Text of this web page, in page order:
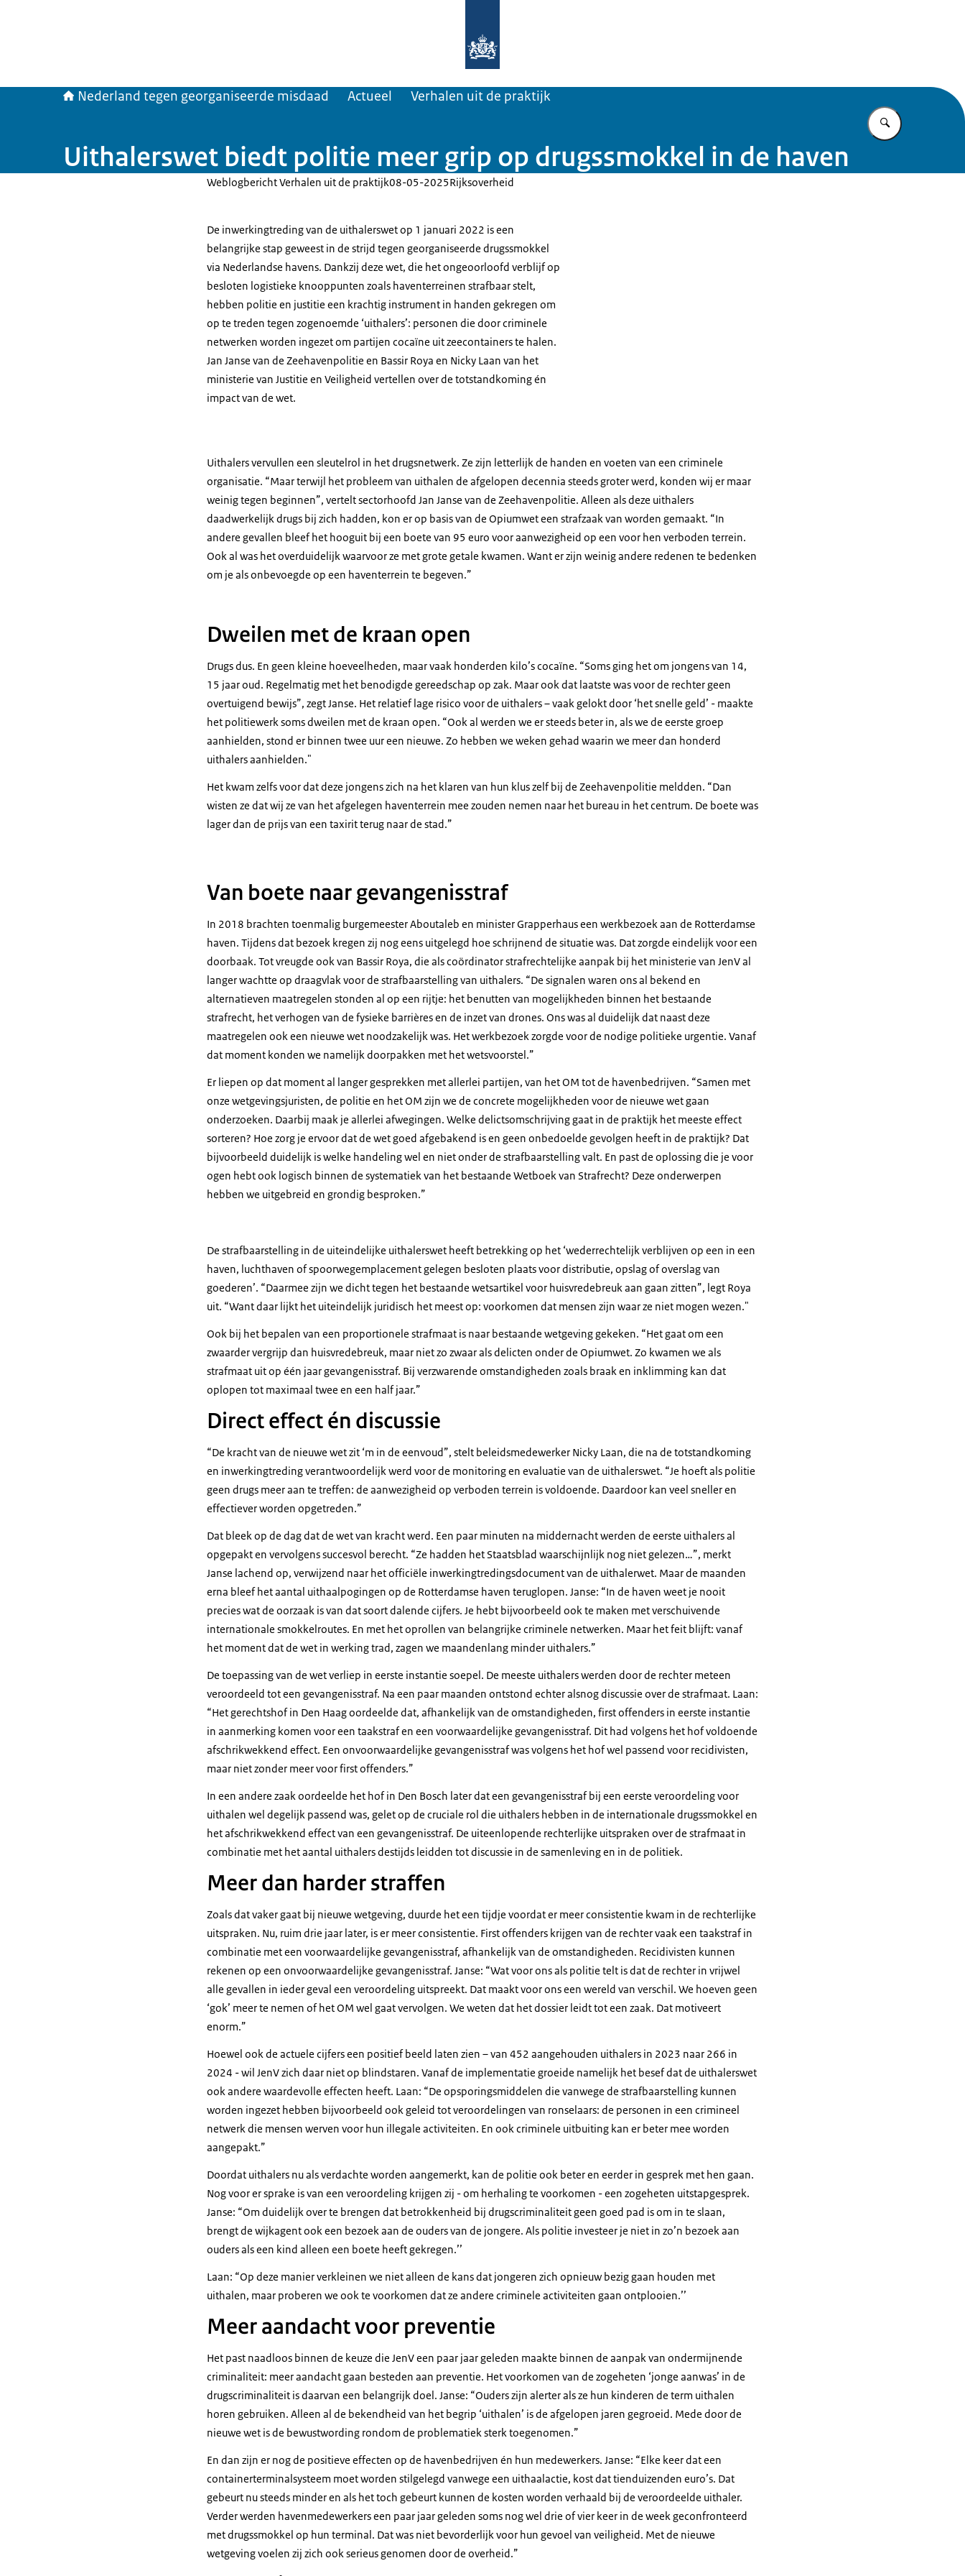
Nederland tegen georganiseerde misdaad Actueel Verhalen uit de praktijk
Vul in wat u
Uithalerswet biedt politie meer grip op drugssmokkel in de haven
Weblogbericht Verhalen uit de praktijk08-05-2025Rijksoverheid
De inwerkingtreding van de uithalerswet op 1 januari 2022 is een
belangrijke stap geweest in de strijd tegen georganiseerde drugssmokkel
via Nederlandse havens. Dankzij deze wet, die het ongeoorloofd verblijf op
besloten logistieke knooppunten zoals haventerreinen strafbaar stelt,
hebben politie en justitie een krachtig instrument in handen gekregen om
op te treden tegen zogenoemde ‘uithalers’: personen die door criminele
netwerken worden ingezet om partijen cocaïne uit zeecontainers te halen.
Jan Janse van de Zeehavenpolitie en Bassir Roya en Nicky Laan van het
ministerie van Justitie en Veiligheid vertellen over de totstandkoming én
impact van de wet.
Uithalers vervullen een sleutelrol in het drugsnetwerk. Ze zijn letterlijk de handen en voeten van een criminele
organisatie. “Maar terwijl het probleem van uithalen de afgelopen decennia steeds groter werd, konden wij er maar
weinig tegen beginnen”, vertelt sectorhoofd Jan Janse van de Zeehavenpolitie. Alleen als deze uithalers
daadwerkelijk drugs bij zich hadden, kon er op basis van de Opiumwet een strafzaak van worden gemaakt. “In
andere gevallen bleef het hooguit bij een boete van 95 euro voor aanwezigheid op een voor hen verboden terrein.
Ook al was het overduidelijk waarvoor ze met grote getale kwamen. Want er zijn weinig andere redenen te bedenken
om je als onbevoegde op een haventerrein te begeven.”
Dweilen met de kraan open
Drugs dus. En geen kleine hoeveelheden, maar vaak honderden kilo’s cocaïne. “Soms ging het om jongens van 14,
15 jaar oud. Regelmatig met het benodigde gereedschap op zak. Maar ook dat laatste was voor de rechter geen
overtuigend bewijs”, zegt Janse. Het relatief lage risico voor de uithalers – vaak gelokt door ‘het snelle geld’ - maakte
het politiewerk soms dweilen met de kraan open. “Ook al werden we er steeds beter in, als we de eerste groep
aanhielden, stond er binnen twee uur een nieuwe. Zo hebben we weken gehad waarin we meer dan honderd
uithalers aanhielden."
Het kwam zelfs voor dat deze jongens zich na het klaren van hun klus zelf bij de Zeehavenpolitie meldden. “Dan
wisten ze dat wij ze van het afgelegen haventerrein mee zouden nemen naar het bureau in het centrum. De boete was
lager dan de prijs van een taxirit terug naar de stad.”
Van boete naar gevangenisstraf
In 2018 brachten toenmalig burgemeester Aboutaleb en minister Grapperhaus een werkbezoek aan de Rotterdamse
haven. Tijdens dat bezoek kregen zij nog eens uitgelegd hoe schrijnend de situatie was. Dat zorgde eindelijk voor een
doorbaak. Tot vreugde ook van Bassir Roya, die als coördinator strafrechtelijke aanpak bij het ministerie van JenV al
langer wachtte op draagvlak voor de strafbaarstelling van uithalers. “De signalen waren ons al bekend en
alternatieven maatregelen stonden al op een rijtje: het benutten van mogelijkheden binnen het bestaande
strafrecht, het verhogen van de fysieke barrières en de inzet van drones. Ons was al duidelijk dat naast deze
maatregelen ook een nieuwe wet noodzakelijk was. Het werkbezoek zorgde voor de nodige politieke urgentie. Vanaf
dat moment konden we namelijk doorpakken met het wetsvoorstel.”
Er liepen op dat moment al langer gesprekken met allerlei partijen, van het OM tot de havenbedrijven. “Samen met
onze wetgevingsjuristen, de politie en het OM zijn we de concrete mogelijkheden voor de nieuwe wet gaan
onderzoeken. Daarbij maak je allerlei afwegingen. Welke delictsomschrijving gaat in de praktijk het meeste effect
sorteren? Hoe zorg je ervoor dat de wet goed afgebakend is en geen onbedoelde gevolgen heeft in de praktijk? Dat
bijvoorbeeld duidelijk is welke handeling wel en niet onder de strafbaarstelling valt. En past de oplossing die je voor
ogen hebt ook logisch binnen de systematiek van het bestaande Wetboek van Strafrecht? Deze onderwerpen
hebben we uitgebreid en grondig besproken.”
De strafbaarstelling in de uiteindelijke uithalerswet heeft betrekking op het ‘wederrechtelijk verblijven op een in een
haven, luchthaven of spoorwegemplacement gelegen besloten plaats voor distributie, opslag of overslag van
goederen’. “Daarmee zijn we dicht tegen het bestaande wetsartikel voor huisvredebreuk aan gaan zitten”, legt Roya
uit. “Want daar lijkt het uiteindelijk juridisch het meest op: voorkomen dat mensen zijn waar ze niet mogen wezen."
Ook bij het bepalen van een proportionele strafmaat is naar bestaande wetgeving gekeken. “Het gaat om een
zwaarder vergrijp dan huisvredebreuk, maar niet zo zwaar als delicten onder de Opiumwet. Zo kwamen we als
strafmaat uit op één jaar gevangenisstraf. Bij verzwarende omstandigheden zoals braak en inklimming kan dat
oplopen tot maximaal twee en een half jaar.”
Direct effect én discussie
“De kracht van de nieuwe wet zit ‘m in de eenvoud”, stelt beleidsmedewerker Nicky Laan, die na de totstandkoming
en inwerkingtreding verantwoordelijk werd voor de monitoring en evaluatie van de uithalerswet. “Je hoeft als politie
geen drugs meer aan te treffen: de aanwezigheid op verboden terrein is voldoende. Daardoor kan veel sneller en
effectiever worden opgetreden.”
Dat bleek op de dag dat de wet van kracht werd. Een paar minuten na middernacht werden de eerste uithalers al
opgepakt en vervolgens succesvol berecht. “Ze hadden het Staatsblad waarschijnlijk nog niet gelezen…”, merkt
Janse lachend op, verwijzend naar het officiële inwerkingtredingsdocument van de uithalerwet. Maar de maanden
erna bleef het aantal uithaalpogingen op de Rotterdamse haven teruglopen. Janse: “In de haven weet je nooit
precies wat de oorzaak is van dat soort dalende cijfers. Je hebt bijvoorbeeld ook te maken met verschuivende
internationale smokkelroutes. En met het oprollen van belangrijke criminele netwerken. Maar het feit blijft: vanaf
het moment dat de wet in werking trad, zagen we maandenlang minder uithalers.”
De toepassing van de wet verliep in eerste instantie soepel. De meeste uithalers werden door de rechter meteen
veroordeeld tot een gevangenisstraf. Na een paar maanden ontstond echter alsnog discussie over de strafmaat. Laan:
“Het gerechtshof in Den Haag oordeelde dat, afhankelijk van de omstandigheden, first offenders in eerste instantie
in aanmerking komen voor een taakstraf en een voorwaardelijke gevangenisstraf. Dit had volgens het hof voldoende
afschrikwekkend effect. Een onvoorwaardelijke gevangenisstraf was volgens het hof wel passend voor recidivisten,
maar niet zonder meer voor first offenders.”
In een andere zaak oordeelde het hof in Den Bosch later dat een gevangenisstraf bij een eerste veroordeling voor
uithalen wel degelijk passend was, gelet op de cruciale rol die uithalers hebben in de internationale drugssmokkel en
het afschrikwekkend effect van een gevangenisstraf. De uiteenlopende rechterlijke uitspraken over de strafmaat in
combinatie met het aantal uithalers destijds leidden tot discussie in de samenleving en in de politiek.
Meer dan harder straffen
Zoals dat vaker gaat bij nieuwe wetgeving, duurde het een tijdje voordat er meer consistentie kwam in de rechterlijke
uitspraken. Nu, ruim drie jaar later, is er meer consistentie. First offenders krijgen van de rechter vaak een taakstraf in
combinatie met een voorwaardelijke gevangenisstraf, afhankelijk van de omstandigheden. Recidivisten kunnen
rekenen op een onvoorwaardelijke gevangenisstraf. Janse: “Wat voor ons als politie telt is dat de rechter in vrijwel
alle gevallen in ieder geval een veroordeling uitspreekt. Dat maakt voor ons een wereld van verschil. We hoeven geen
‘gok’ meer te nemen of het OM wel gaat vervolgen. We weten dat het dossier leidt tot een zaak. Dat motiveert
enorm.”
Hoewel ook de actuele cijfers een positief beeld laten zien – van 452 aangehouden uithalers in 2023 naar 266 in
2024 - wil JenV zich daar niet op blindstaren. Vanaf de implementatie groeide namelijk het besef dat de uithalerswet
ook andere waardevolle effecten heeft. Laan: “De opsporingsmiddelen die vanwege de strafbaarstelling kunnen
worden ingezet hebben bijvoorbeeld ook geleid tot veroordelingen van ronselaars: de personen in een crimineel
netwerk die mensen werven voor hun illegale activiteiten. En ook criminele uitbuiting kan er beter mee worden
aangepakt.”
Doordat uithalers nu als verdachte worden aangemerkt, kan de politie ook beter en eerder in gesprek met hen gaan.
Nog voor er sprake is van een veroordeling krijgen zij - om herhaling te voorkomen - een zogeheten uitstapgesprek.
Janse: “Om duidelijk over te brengen dat betrokkenheid bij drugscriminaliteit geen goed pad is om in te slaan,
brengt de wijkagent ook een bezoek aan de ouders van de jongere. Als politie investeer je niet in zo’n bezoek aan
ouders als een kind alleen een boete heeft gekregen.’’
Laan: “Op deze manier verkleinen we niet alleen de kans dat jongeren zich opnieuw bezig gaan houden met
uithalen, maar proberen we ook te voorkomen dat ze andere criminele activiteiten gaan ontplooien.’’
Meer aandacht voor preventie
Het past naadloos binnen de keuze die JenV een paar jaar geleden maakte binnen de aanpak van ondermijnende
criminaliteit: meer aandacht gaan besteden aan preventie. Het voorkomen van de zogeheten ‘jonge aanwas’ in de
drugscriminaliteit is daarvan een belangrijk doel. Janse: “Ouders zijn alerter als ze hun kinderen de term uithalen
horen gebruiken. Alleen al de bekendheid van het begrip ‘uithalen’ is de afgelopen jaren gegroeid. Mede door de
nieuwe wet is de bewustwording rondom de problematiek sterk toegenomen.”
En dan zijn er nog de positieve effecten op de havenbedrijven én hun medewerkers. Janse: “Elke keer dat een
containerterminalsysteem moet worden stilgelegd vanwege een uithaalactie, kost dat tienduizenden euro’s. Dat
gebeurt nu steeds minder en als het toch gebeurt kunnen de kosten worden verhaald bij de veroordeelde uithaler.
Verder werden havenmedewerkers een paar jaar geleden soms nog wel drie of vier keer in de week geconfronteerd
met drugssmokkel op hun terminal. Dat was niet bevorderlijk voor hun gevoel van veiligheid. Met de nieuwe
wetgeving voelen zij zich ook serieus genomen door de overheid.”